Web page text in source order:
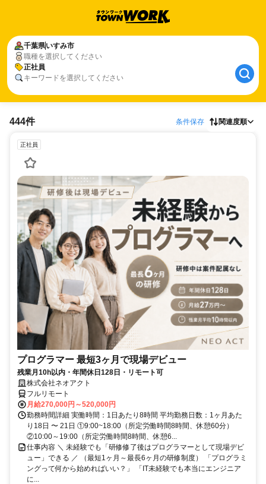
千葉県いすみ市
職種を選択してください
正社員
キーワードを選択してください
444件 条件保存 関連度順
正社員
プログラマー 最短3ヶ月で現場デビュー
残業月10h以内・年間休日128日・リモート可
株式会社ネオアクト
フルリモート
月給270,000円～520,000円
勤務時間詳細 実働時間：1日あたり8時間 平均勤務日数：1ヶ月あた
り18日 〜 21日 ①9:00~18:00（所定労働時間8時間、休憩60分）
②10:00～19:00（所定労働時間8時間、休憩6...
仕事内容 ＼ 未経験でも「研修修了後はプログラマーとして現場デビ
ュー」できる ／ （最短1ヶ月～最長6ヶ月の研修制度） 「プログラミ
ングって何から始めればいい？」 「IT未経験でも本当にエンジニア
に...